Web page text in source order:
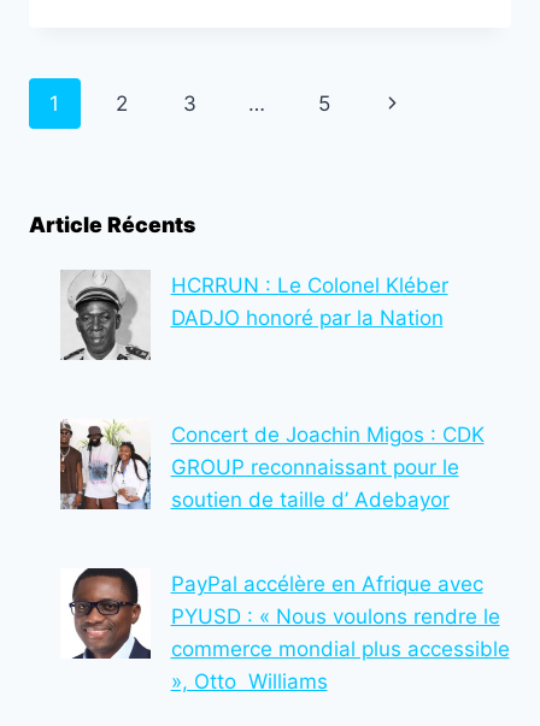
DISPOSITIF
LA
DU
NOUVEL
AN
Navigation
1 2 3 … 5
Page
Article Récents
HCRRUN : Le Colonel Kléber
DADJO honoré par la Nation
Concert de Joachin Migos : CDK
GROUP reconnaissant pour le
soutien de taille d’ Adebayor
PayPal accélère en Afrique avec
PYUSD : « Nous voulons rendre le
commerce mondial plus accessible
», Otto Williams